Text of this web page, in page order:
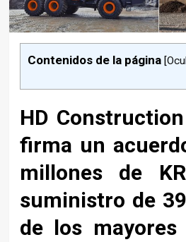
Contenidos de la página [
HD
firma un
millones de
suministro de
de los mayores